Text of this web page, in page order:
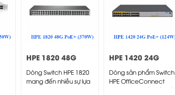
HPE 1820 48G
PoE+ (370W)
Switch
Dòng Switch HPE 1820
mang đến nhiều sự lựa
HPE 1420 24G
PoE+ (124W)
Switch
Dòng sản phẩm Switch
HPE OfficeConnect
1420 cung cấp kết nối